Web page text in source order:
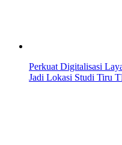
Perkuat Digitalisasi
Jadi Lokasi Studi Tiru